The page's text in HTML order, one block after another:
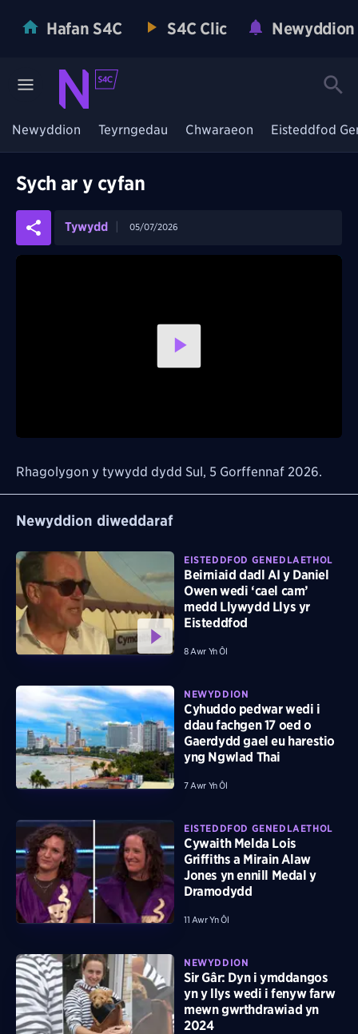
Hafan S4C S4C Clic Newyddion
Newyddion Teyrngedau Chwaraeon Eisteddfod
Sych ar y cyfan
Tywydd 05/07/2026
Play
Rhagolygon y tywydd dydd Sul, 5 Gorffennaf 2026.
Newyddion diweddaraf
EISTEDDFOD GENEDLAETHOL
Beirniaid dadl AI y Daniel
Owen wedi ‘cael cam’
medd Llywydd Llys yr
Eisteddfod
8 Awr Yn Ôl
NEWYDDION
Cyhuddo pedwar wedi i
ddau fachgen 17 oed o
Gaerdydd gael eu harestio
yng Ngwlad Thai
7 Awr Yn Ôl
EISTEDDFOD GENEDLAETHOL
Cywaith Melda Lois
Griffiths a Mirain Alaw
Jones yn ennill Medal y
Dramodydd
11 Awr Yn Ôl
NEWYDDION
Sir Gâr: Dyn i ymddangos
yn y llys wedi i fenyw farw
mewn gwrthdrawiad yn
2024